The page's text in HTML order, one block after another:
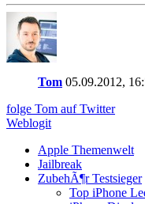
Tom 05.09.2012,
folge Tom auf Twitter
Weblogit
Apple Themenwelt
Jailbreak
ZubehÃ¶r Testsieger
Top iPhone